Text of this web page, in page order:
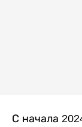
С начала